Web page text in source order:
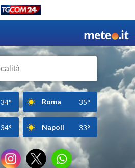
34° Roma 35°
34° Napoli 33°